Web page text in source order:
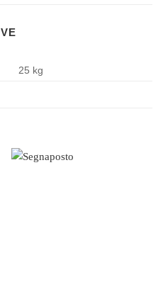
25 kg